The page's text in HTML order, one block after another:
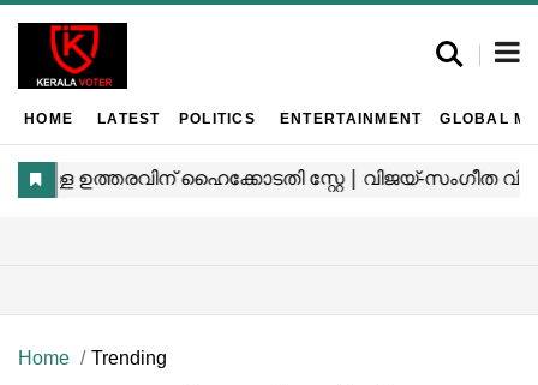
HOME LATEST POLITICS ENTERTAINMENT GLOBAL
Home Trending